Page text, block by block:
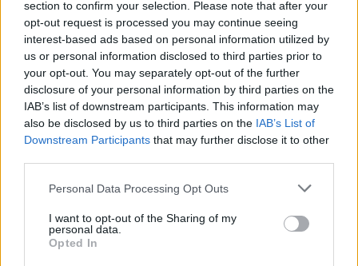
section to confirm your selection. Please note that after your
opt-out request is processed you may continue seeing
interest-based ads based on personal information utilized by
us or personal information disclosed to third parties prior to
your opt-out. You may separately opt-out of the further
disclosure of your personal information by third parties on the
IAB’s list of downstream participants. This information may
also be disclosed by us to third parties on the IAB’s List of
Downstream Participants that may further disclose it to other
Personal Data Processing Opt Outs
I want to opt-out of the Sharing of my
personal data.
Opted In
Létra:Csak azért kerüld ki, hogy ne essen a
fejedre semmi.
Tükör:Nézz bele sokat, és mosolyogj – ez a
legjobb szerencsehozó.
Macska:Mindegy milyen színű, egy kis
simogatást mindenképp megérdemel.
Attitűd:Legyél ma egy kicsit olasz, egy kicsit thai,
és hidd el, hogy a 13-as a te nyerőszámod!
Ez is érdekelhet - tippleezz tovább